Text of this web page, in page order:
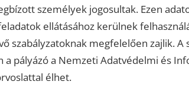
személyek jogosultak. Ezen
ellátásához kerülnek
szabályzatoknak megfelelően zajlik.
a pályázó a Nemzeti Adatvédelmi és
élhet.